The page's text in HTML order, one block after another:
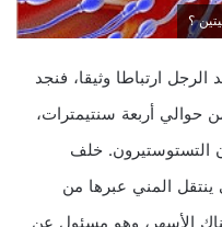
؟
ارتباطا وثيقا، فنجد
حوالي أربعة سنتيمترات،
التستوستيرون. خلف
ينتقل المني عبرها من